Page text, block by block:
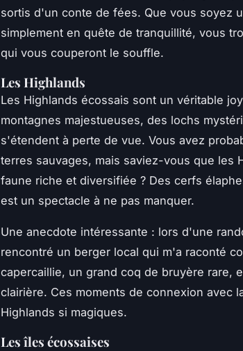
sortis d'un conte de fées. Que vous soyez
simplement en quête de tranquillité, vous
qui vous couperont le souffle.
Les Highlands
Les Highlands écossais sont un véritable
montagnes majestueuses, des lochs
s'étendent à perte de vue. Vous avez
terres sauvages, mais saviez-vous que les
faune riche et diversifiée ? Des cerfs
est un spectacle à ne pas manquer.
Une anecdote intéressante : lors d'une
rencontré un berger local qui m'a raconté
capercaillie, un grand coq de bruyère rare,
clairière. Ces moments de connexion avec
Highlands si magiques.
Les îles écossaises